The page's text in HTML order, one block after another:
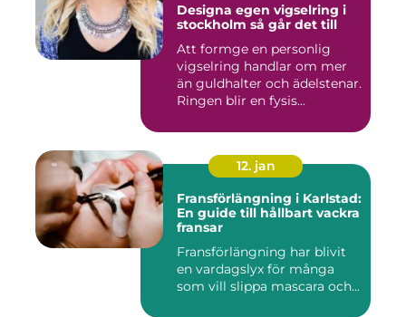
Designa egen vigselring i
stockholm så går det till
Att formge en personlig
vigselring handlar om mer
än guldhalter och ädelstenar.
Ringen blir en fysis...
12. jan
Fransförlängning i Karlstad:
En guide till hållbart vackra
fransar
Fransförlängning har blivit
en vardagslyx för många
som vill slippa mascara och...